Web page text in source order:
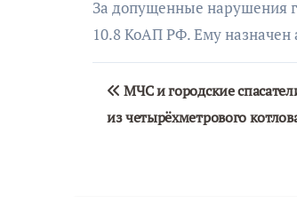
За допущенные нарушения
10.8 КоАП РФ. Ему
Навигация
по
МЧС и городские
из четырёхметрового